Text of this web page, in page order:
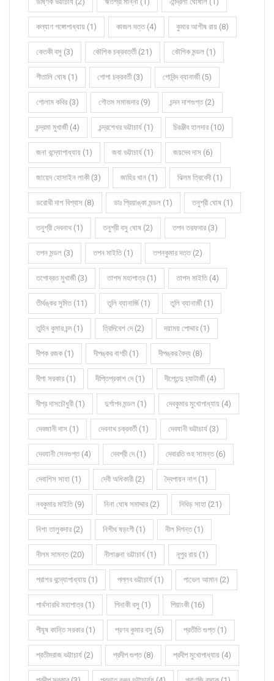
কল্যাণ গঙ্গোপাধ্যায় (1) কাজল দত্ত (4) কুমার আশীষ রায় (8)
কেতকী বসু (3) কৌশিক চক্রবর্ত্তী (21) কৌশিক মন্ডল (1)
গীতালি ঘোষ (1) গোপা চক্রবর্তী (3) গোবিন্দ ব্যানার্জী (5)
গোলাম কবির (3) গৌতম সমাজদার (9) চন্দন দাশগুপ্ত (2)
চন্দ্রমা মুখার্জী (4) চন্দ্রশেখর ভট্টাচার্য (1) চিরঞ্জীব হালদার (10)
জনা বন্দ্যোপাধ্যায় (1) জবা ভট্টাচার্য (1) জয়দেব দাস (6)
জায়েদ হোসাইন লাকী (3) জাহির খান (1) ঝিলম ত্রিবেদী (1)
ডরোথী দাশ বিশ্বাস (8) ডাঃ প্রিয়াঙ্কা মন্ডল (1) তনুশ্রী ঘোষ (1)
তনুশ্রী দেবনাথ (1) তনুশ্রী বসু ঘোষ (2) তপন তরফদার (3)
তপন মন্ডল (3) তপন মাইতি (1) তপনকুমার দত্ত (2)
তপোব্রত মুখার্জী (3) তাপস মহাপাত্র (1) তাপস মাইতি (4)
তীর্থঙ্কর সুমিত (11) তুলি ব্যানার্জি (1) তুলি ব্যানার্জী (1)
তুহিন কুমার চন্দ (1) ত্রিদিবেশ দে (2) দয়াময় পোদ্দার (1)
দীপক রজক (1) দীপঙ্কর বাগচী (1) দীপঙ্কর বৈদ্য (8)
দীপা সরকার (1) দীপ্তিপ্রকাশ দে (1) দীপ্তেন্দু চ্যাটার্জী (4)
দীপ্র দাসচৌধুরী (1) দুর্গাপদ মন্ডল (1) দেবকুমার মুখোপাধ্যায় (4)
দেবজানী দাস (1) দেবনাথ চক্রবর্তী (1) দেবযানী ভট্টাচার্য (3)
দেবযানী সেনগুপ্ত (4) দেবশ্রী দে (1) দেবারতি গুহ সামন্ত (6)
দেবাশিস সাহা (1) দেবী অধিকারী (2) দ্বৈপায়ন নাগ (1)
নবকুমার মাইতি (9) নিনা ঘোষ সমাদ্দার (2) নিবিড় সাহা (21)
নিশা তালুকদার (2) নিশীথ ষড়ংগী (1) নীল দিগন্ত (1)
নীলম সামন্ত (20) নীলাঞ্জনা ভট্টাচার্য (1) নূপুর রায় (1)
পরাশর বন্দ্যোপাধ্যায় (1) পল্লব ভট্টাচার্য (1) পাভেল আমান (2)
পার্থসারথি মহাপাত্র (1) পিনাকী বসু (1) পিয়াংকী (16)
পীযূষ কান্তি সরকার (1) প্রণব কুমার বসু (5) প্রতীতি গুপ্ত (1)
প্রতীমরাজ ভট্টাচার্য (2) প্রদীপ গুপ্ত (8) প্রদীপ মুখোপাধ্যায় (4)